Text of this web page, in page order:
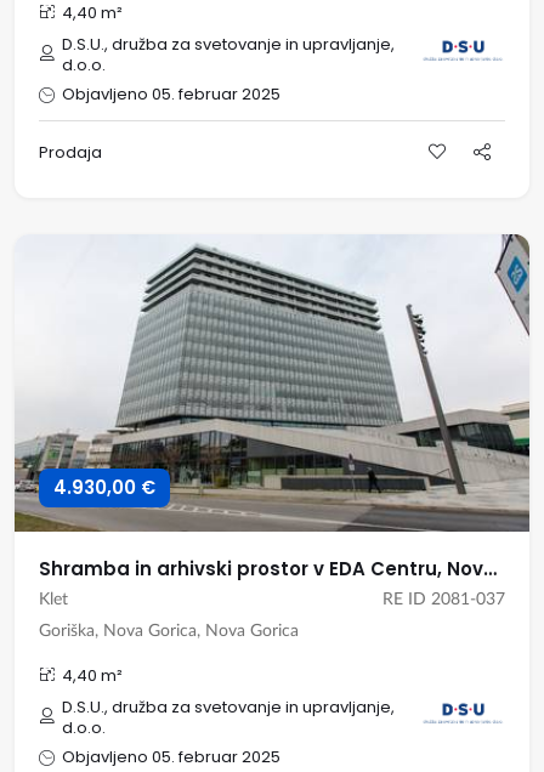
4,40 m²
D.S.U., družba za svetovanje in upravljanje,
d.o.o.
Objavljeno 05. februar 2025
Prodaja
4.930,00 €
Shramba in arhivski prostor v EDA Centru, Nova Gorica
Klet
RE ID 2081-037
Goriška, Nova Gorica, Nova Gorica
4,40 m²
D.S.U., družba za svetovanje in upravljanje,
d.o.o.
Objavljeno 05. februar 2025